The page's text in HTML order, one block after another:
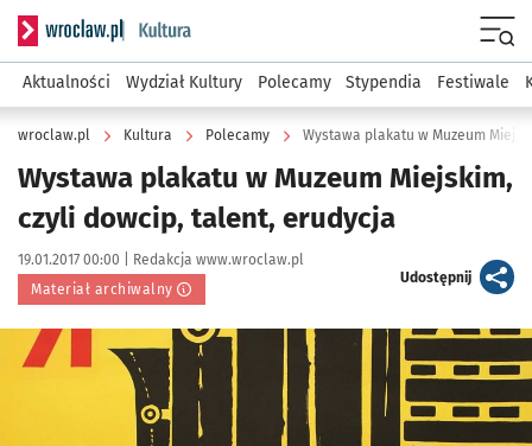
Serwis informacyjny wroclaw.pl podserwis: Kultura
Aktualności Wydział Kultury Polecamy Stypendia Festiwale
wroclaw.pl Kultura Polecamy Wystawa plakatu w Muzeum
Wystawa plakatu w Muzeum Miejskim,
czyli dowcip, talent, erudycja
Data publikacji:
19.01.2017 00:00 | Autor:
Redakcja www.wroclaw.pl
Materiał archiwalny
Udostępnijartykuł
Kliknij, aby powiększyć